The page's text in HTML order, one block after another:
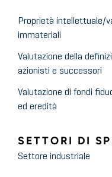
Proprietà intellettuale/
immateriali
Valutazione della
azionisti e successori
Valutazione di fondi
ed eredità
SETTORI DI
Settore industriale